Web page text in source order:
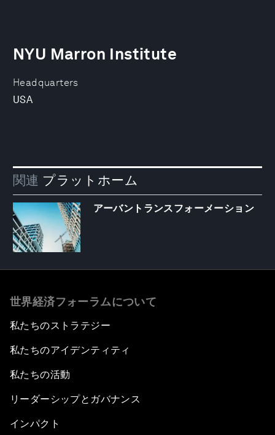
Headquarters
USA
NYU Marron Institute
関連 プラットホーム
アーバントランスフォーメーション
世界経済フォーラムについて
私たちのストラテジー
私たちのアイデンティティ
私たちの活動
リーダーシップとガバナンス
インパクト